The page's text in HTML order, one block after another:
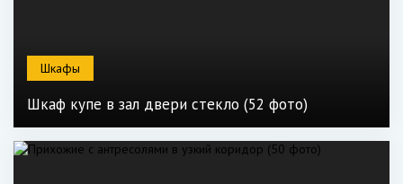
Шкафы
Шкаф купе в зал двери стекло (52 фото)